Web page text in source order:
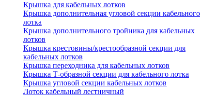
Крышка для кабельных лотков
Крышка дополнительная угловой секции кабельного
лотка
Крышка дополнительного тройника для кабельных
лотков
Крышка крестовины/крестообразной секции для
кабельных лотков
Крышка переходника для кабельных лотков
Крышка Т-образной секции для кабельного лотка
Крышка угловой секции кабельных лотков
Лоток кабельный лестничный